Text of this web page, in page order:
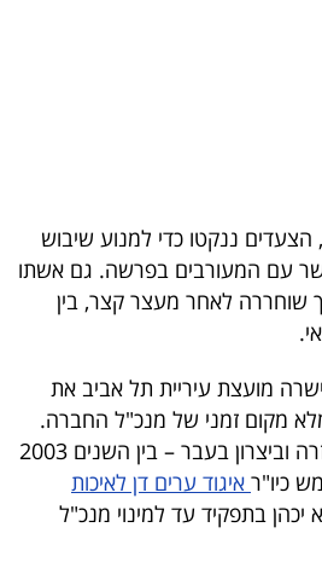
ננקטו כדי למנוע שיבוש
קשר עם המעורבים בפרשה. גם אשתו
לאחר מעצר קצר, בין
מועצת עיריית תל אביב את
מקום זמני של מנכ"ל החברה.
אוקון כבר עמד בראש עזרה וביצרון בעבר – בין השנים 2003
איגוד ערים דן לאיכות
יכהן בתפקיד עד למינוי מנכ"ל